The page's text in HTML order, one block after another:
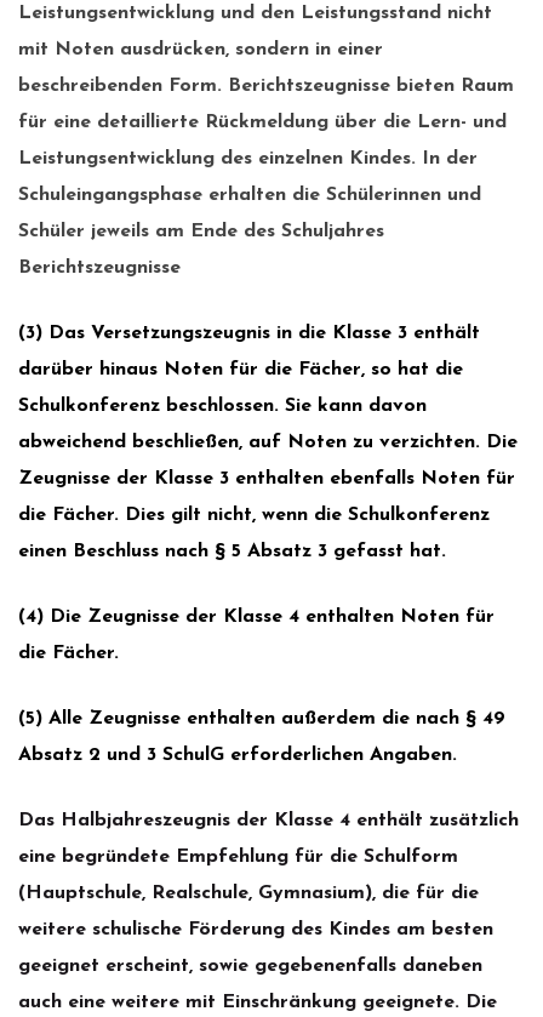
Leistungsentwicklung und den Leistungsstand nicht
mit Noten ausdrücken, sondern in einer
beschreibenden Form. Berichtszeugnisse bieten Raum
für eine detaillierte Rückmeldung über die Lern- und
Leistungsentwicklung des einzelnen Kindes. In der
Schuleingangsphase erhalten die Schülerinnen und
Schüler jeweils am Ende des Schuljahres
Berichtszeugnisse
(3) Das Versetzungszeugnis in die Klasse 3 enthält
darüber hinaus Noten für die Fächer, so hat die
Schulkonferenz beschlossen. Sie kann davon
abweichend beschließen, auf Noten zu verzichten. Die
Zeugnisse der Klasse 3 enthalten ebenfalls Noten für
die Fächer. Dies gilt nicht, wenn die Schulkonferenz
einen Be­schluss nach § 5 Absatz 3 gefasst hat.
(4) Die Zeugnisse der Klasse 4 enthalten Noten für
die Fächer.
(5) Alle Zeugnisse enthalten außerdem die nach § 49
Absatz 2 und 3 SchulG erforderlichen Angaben.
Das Halbjahreszeugnis der Klasse 4 enthält zusätzlich
eine begründete Empfehlung für die Schulform
(Hauptschule, Realschule, Gymnasium), die für die
weitere schulische Förderung des Kindes am besten
geeignet erscheint, sowie gegebenenfalls daneben
auch eine weitere mit Einschränkung geeignete. Die